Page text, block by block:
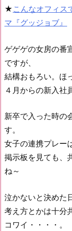
★ こんなオフィス
マ『グッジョブ』
ゲゲゲの女房の番
ですが、
結構おもろい。ほ
４月からの新入社
新卒で入った時の
す。
女子の連携プレー
掲示板を見ても、
ね～
泣かないと決めた
考え方とかは十分
コワイ・・・・。